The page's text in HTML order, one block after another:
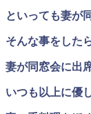
といっても妻が
そんな事をした
妻が同窓会に出
いつも以上に優